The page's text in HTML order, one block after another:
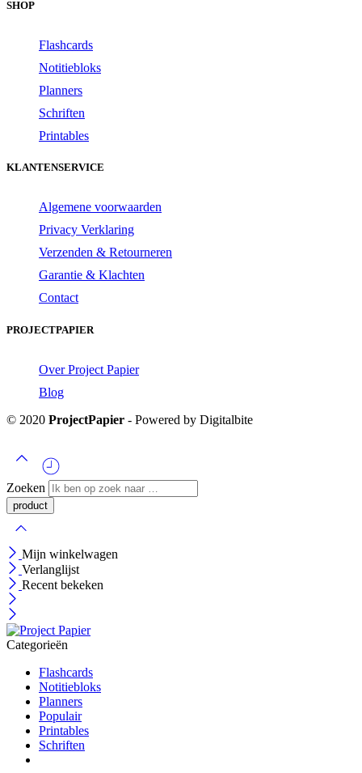
SHOP
Flashcards
Notitiebloks
Planners
Schriften
Printables
KLANTENSERVICE
Algemene voorwaarden
Privacy Verklaring
Verzenden & Retourneren
Garantie & Klachten
Contact
PROJECTPAPIER
Over Project Papier
Blog
© 2020 ProjectPapier - Powered by Digitalbite
Zoeken
Mijn winkelwagen
Verlanglijst
Recent bekeken
Categorieën
Flashcards
Notitiebloks
Planners
Populair
Printables
Schriften